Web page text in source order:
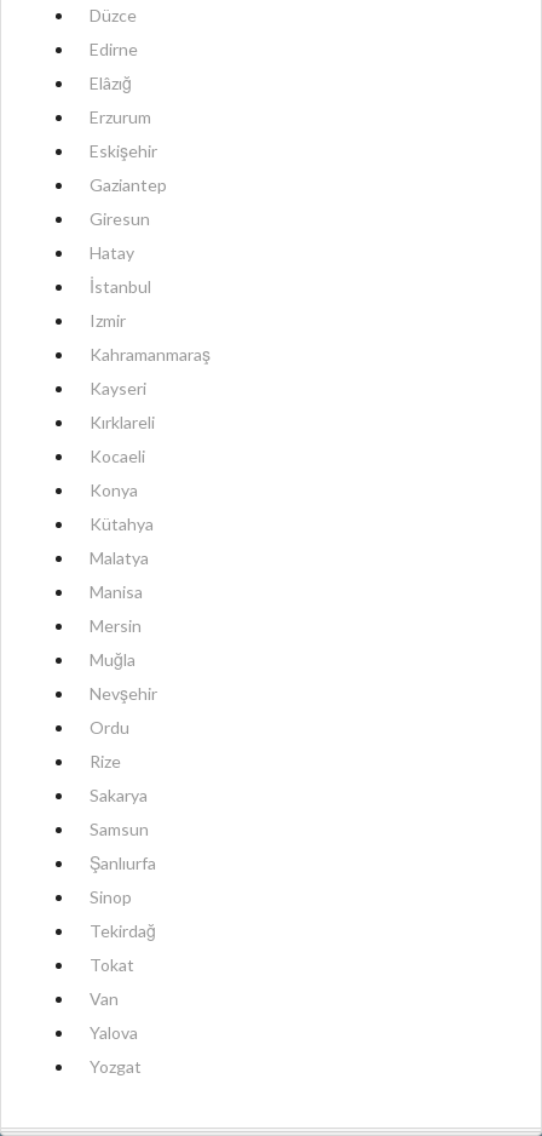
Düzce
Edirne
Elâzığ
Erzurum
Eskişehir
Gaziantep
Giresun
Hatay
İstanbul
Izmir
Kahramanmaraş
Kayseri
Kırklareli
Kocaeli
Konya
Kütahya
Malatya
Manisa
Mersin
Muğla
Nevşehir
Ordu
Rize
Sakarya
Samsun
Şanlıurfa
Sinop
Tekirdağ
Tokat
Van
Yalova
Yozgat